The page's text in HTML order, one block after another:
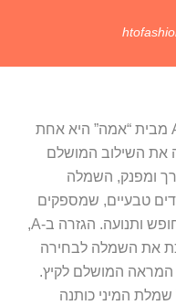
שמלת המיני כותנה קייצית בגזרת A מבית “אמה” היא אחת
את השילוב המושלם
רך ומפנק, השמלה
טבעיים, שמספקים
מראה קליל וזורם שמלווה תחושת חופש ותנועה. הגזרה ב-A,
את השמלה לבחירה
המושלם לקיץ.
המיני כותנה